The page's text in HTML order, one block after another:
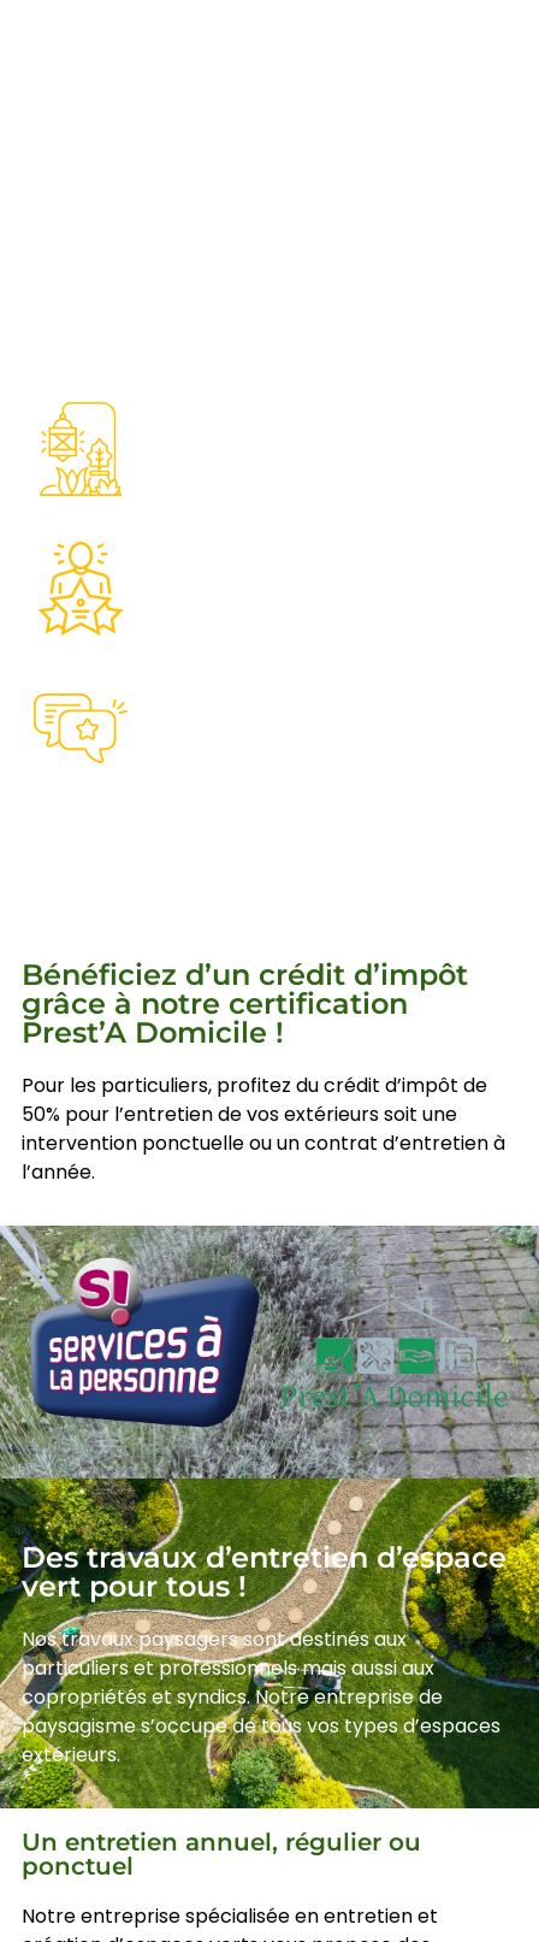
Bénéficiez d’un crédit d’impôt
grâce à notre certification
Prest’A Domicile !
Pour les particuliers, profitez du crédit d’impôt de
50% pour l’entretien de vos extérieurs soit une
intervention ponctuelle ou un contrat d’entretien à
l’année.
Des travaux d’entretien d’espace
vert pour tous !
Nos travaux paysagers sont destinés aux
particuliers et professionnels mais aussi aux
copropriétés et syndics. Notre entreprise de
paysagisme s’occupe de tous vos types d’espaces
extérieurs.
Un entretien annuel, régulier ou
ponctuel
Notre entreprise spécialisée en entretien et